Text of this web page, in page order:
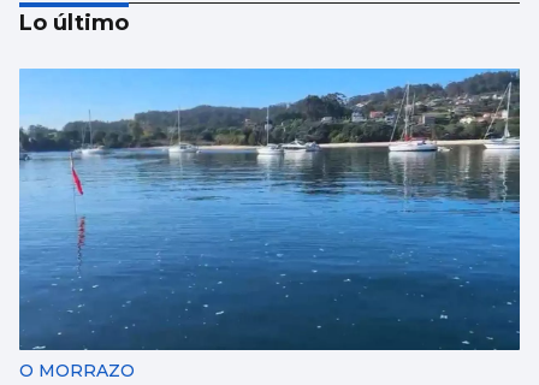
Borja Iglesias, Ana Peleteiro o Abel
Caballero, entre los favoritos de los
gallegos para compartir un viaje
Lo último
O MORRAZO